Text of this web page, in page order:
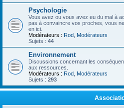
Psychologie
Vous avez ou vous avez eu du mal à
pas à convaincre vos proches, vous
en ici.
Modérateurs : Rod Modérateurs
Sujets : 44
Environnement
Discussions concernant les
aux ressources.
Modérateurs : Rod Modérateurs
Sujets : 293